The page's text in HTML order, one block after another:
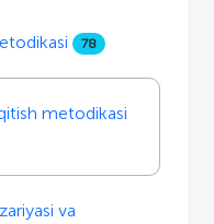
78
metodikasi
va